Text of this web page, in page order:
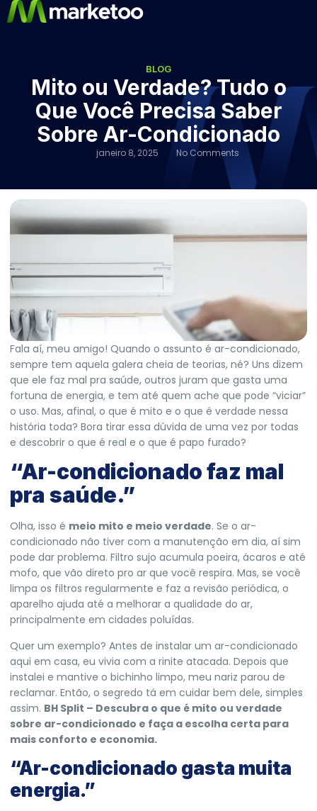
BLOG
Mito ou Verdade? Tudo o
Que Você Precisa Saber
Sobre Ar-Condicionado
janeiro 8, 2025 No Comments
Fala aí, meu amigo! Quando o assunto é ar-condicionado,
sempre tem aquela galera cheia de teorias, né? Uns dizem
que ele faz mal pra saúde, outros juram que gasta uma
fortuna de energia, e tem até quem ache que pode “viciar”
o uso. Mas, afinal, o que é mito e o que é verdade nessa
história toda? Bora tirar essa dúvida de uma vez por todas
e descobrir o que é real e o que é papo furado?
“Ar-condicionado faz mal
pra saúde.”
Olha, isso é meio mito e meio verdade. Se o ar-
condicionado não tiver com a manutenção em dia, aí sim
pode dar problema. Filtro sujo acumula poeira, ácaros e até
mofo, que vão direto pro ar que você respira. Mas, se você
limpa os filtros regularmente e faz a revisão periódica, o
aparelho ajuda até a melhorar a qualidade do ar,
principalmente em cidades poluídas.
Quer um exemplo? Antes de instalar um ar-condicionado
aqui em casa, eu vivia com a rinite atacada. Depois que
instalei e mantive o bichinho limpo, meu nariz parou de
reclamar. Então, o segredo tá em cuidar bem dele, simples
assim. BH Split – Descubra o que é mito ou verdade
sobre ar-condicionado e faça a escolha certa para
mais conforto e economia.
“Ar-condicionado gasta muita
energia.”